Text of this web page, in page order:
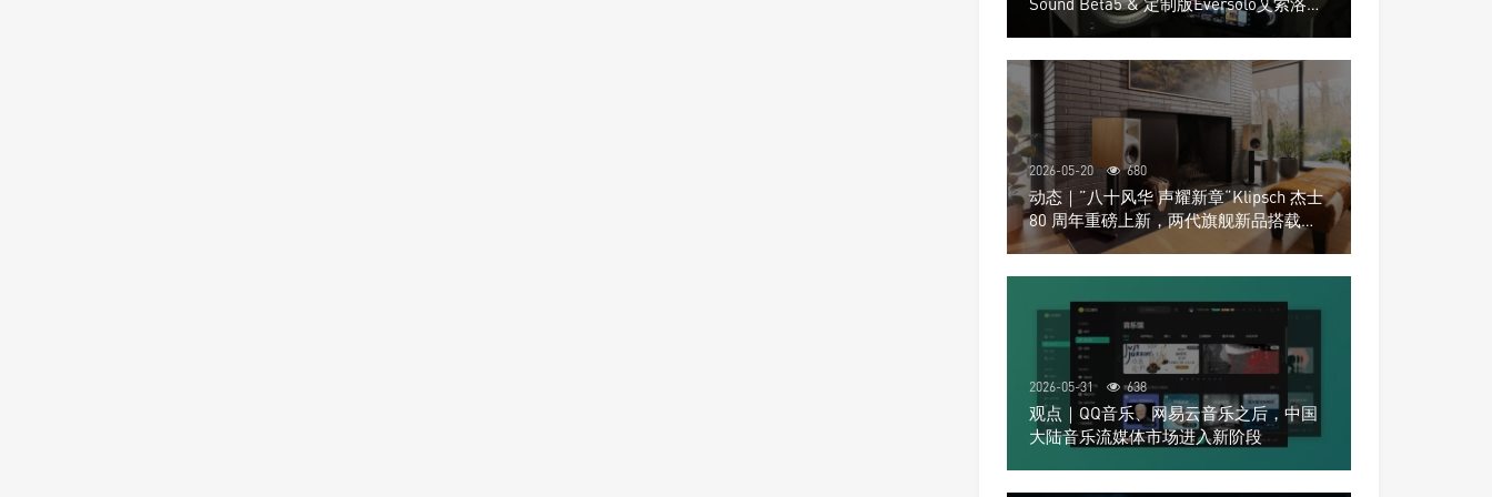
Play音响组合
2026-05-20 680
动态｜”八十风华 声耀新章“Klipsch 杰士
80 周年重磅上新，两代旗舰新品搭载硬
核配置音质再升级
2026-05-31 638
观点｜QQ音乐、网易云音乐之后，中国
大陆音乐流媒体市场进入新阶段